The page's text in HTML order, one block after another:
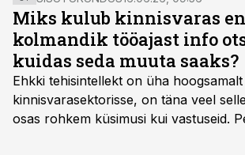
Miks kulub kinnisvaras
kolmandik tööajast info
kuidas seda muuta saaks?
Ehkki tehisintellekt on üha
kinnisvarasektorisse, on täna veel
osas rohkem küsimusi kui vastuseid.